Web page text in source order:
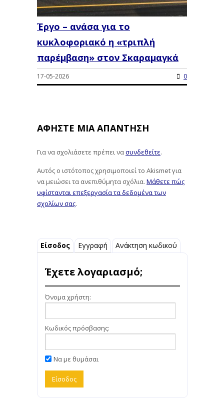
Έργο – ανάσα για το
κυκλοφοριακό η «τριπλή
παρέμβαση» στον Σκαραμαγκά
17-05-2026 0
ΑΦΉΣΤΕ ΜΙΑ ΑΠΆΝΤΗΣΗ
Για να σχολιάσετε πρέπει νασυνδεθείτε.
Αυτός ο ιστότοπος χρησιμοποιεί το Akismet για
να μειώσει τα ανεπιθύμητα σχόλια. Μάθετε πώς
υφίστανται επεξεργασία τα δεδομένα των
σχολίων σας.
Είσοδος Εγγραφή Ανάκτηση κωδικού
Έχετε λογαριασμό;
Όνομα χρήστη:
Κωδικός πρόσβασης:
Να με θυμάσαι